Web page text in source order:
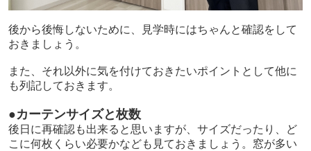
後から後悔しないために、見学時にはちゃんと確認をして
おきましょう。
また、それ以外に気を付けておきたいポイントとして他に
も列記しておきます。
●カーテンサイズと枚数
後日に再確認も出来ると思いますが、サイズだったり、ど
こに何枚くらい必要かなども見ておきましょう。窓が多い